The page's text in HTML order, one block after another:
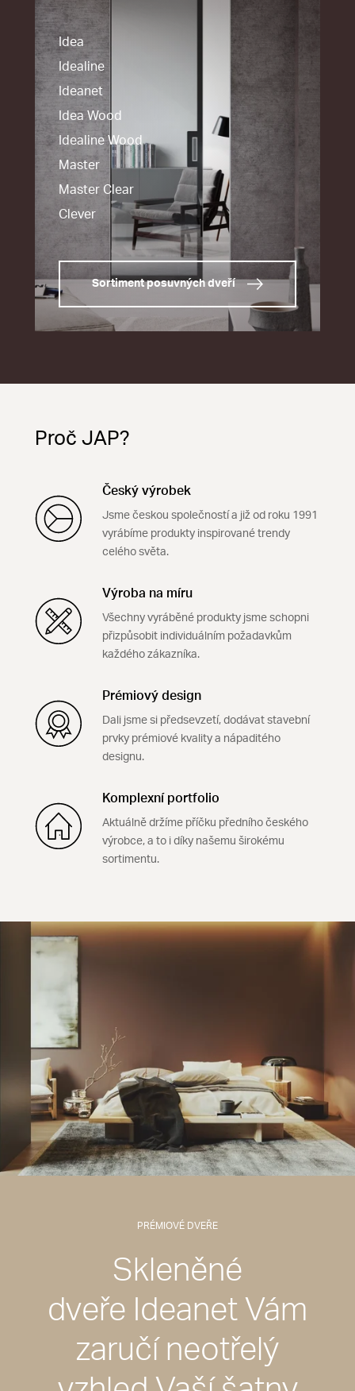
Idea
Idealine
Ideanet
Idea Wood
Idealine Wood
Master
Master Clear
Clever
Sortiment posuvných dveří
Proč JAP?
Český výrobek
Jsme českou společností a již od roku 1991
vyrábíme produkty inspirované trendy
celého světa.
Výroba na míru
Všechny vyráběné produkty jsme schopni
přizpůsobit individuálním požadavkům
každého zákazníka.
Prémiový design
Dali jsme si předsevzetí, dodávat stavební
prvky prémiové kvality a nápaditého
designu.
Komplexní portfolio
Aktuálně držíme příčku předního českého
výrobce, a to i díky našemu širokému
sortimentu.
PRÉMIOVÉ DVEŘE
Skleněné
dveře Ideanet Vám
zaručí neotřelý